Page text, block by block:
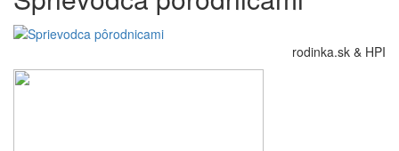
rodinka.sk & HPI